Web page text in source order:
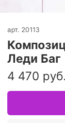
арт. 20113
Леди Баг
4 470 руб.